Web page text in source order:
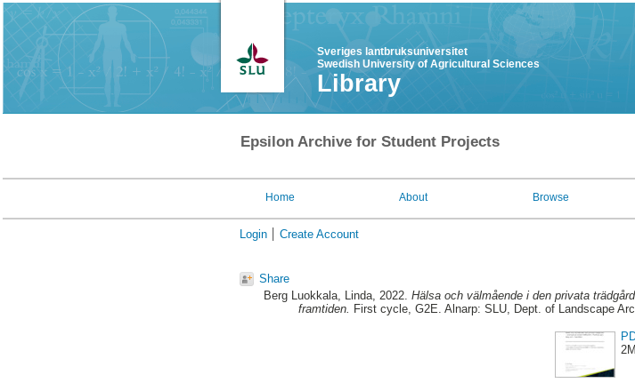
Sveriges lantbruksuniversitet
Swedish University of Agricultural Sciences
Library
Epsilon Archive for Student Projects
Home About Browse
Login Create Account
Share
Berg Luokkala, Linda, 2022. Hälsa och välmående i den privata
framtiden. First cycle, G2E. Alnarp: SLU, Dept. of Landscape